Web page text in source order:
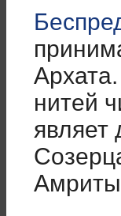
нитей
являет